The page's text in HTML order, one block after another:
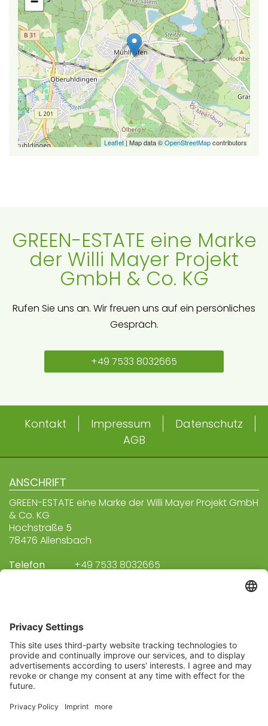
Leaflet| Map data ©OpenStreetMapcontributors
GREEN-ESTATE eine Marke
der Willi Mayer Projekt
GmbH & Co. KG
Rufen Sie uns an. Wir freuen uns auf ein persönliches
Gespräch.
+49 7533 8032665
Kontakt Impressum
Datenschutz
AGB
ANSCHRIFT
GREEN-ESTATE eine Marke der Willi Mayer Projekt GmbH
& Co. KG
Hochstraße 5
78476 Allensbach
Telefon
+49 7533 8032665
Abonnieren Sie unseren
Newsletter
Melden Sie sich heute kostenlos an und werden
Sie als erster über neue Updates informiert.